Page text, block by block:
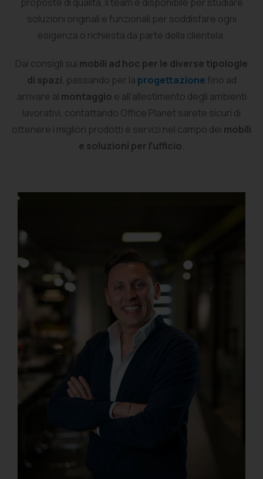
soluzioni originali e funzionali per soddisfare ogni
esigenza o richiesta da parte della clientela.
Dai consigli sui mobili ad hoc per le diverse tipologie
di spazi, passando per la progettazione fino ad
arrivare al montaggio e all’allestimento degli ambienti
lavorativi, contattando Office Planet sarete sicuri di
ottenere i migliori prodotti e servizi nel campo dei mobili
e soluzioni per l’ufficio.